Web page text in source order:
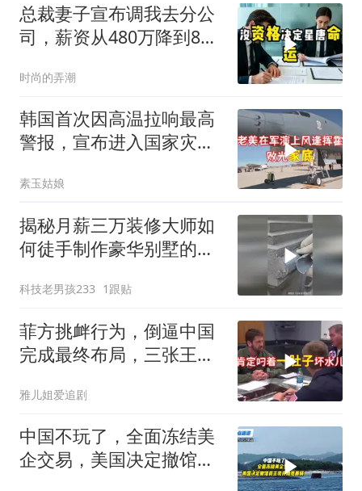
总裁妻子宣布调我去分公
司，薪资从480万降到8
时尚的弄潮
韩国首次因高温拉响最高
警报，宣布进入国家灾难
素玉姑娘
揭秘月薪三万装修大师如
何徒手制作豪华别墅的罗
科技老男孩233 1跟贴
菲方挑衅行为，倒逼中国
完成最终布局，三张王牌
雅儿姐爱追剧
中国不玩了，全面冻结美
企交易，美国决定撤馆，